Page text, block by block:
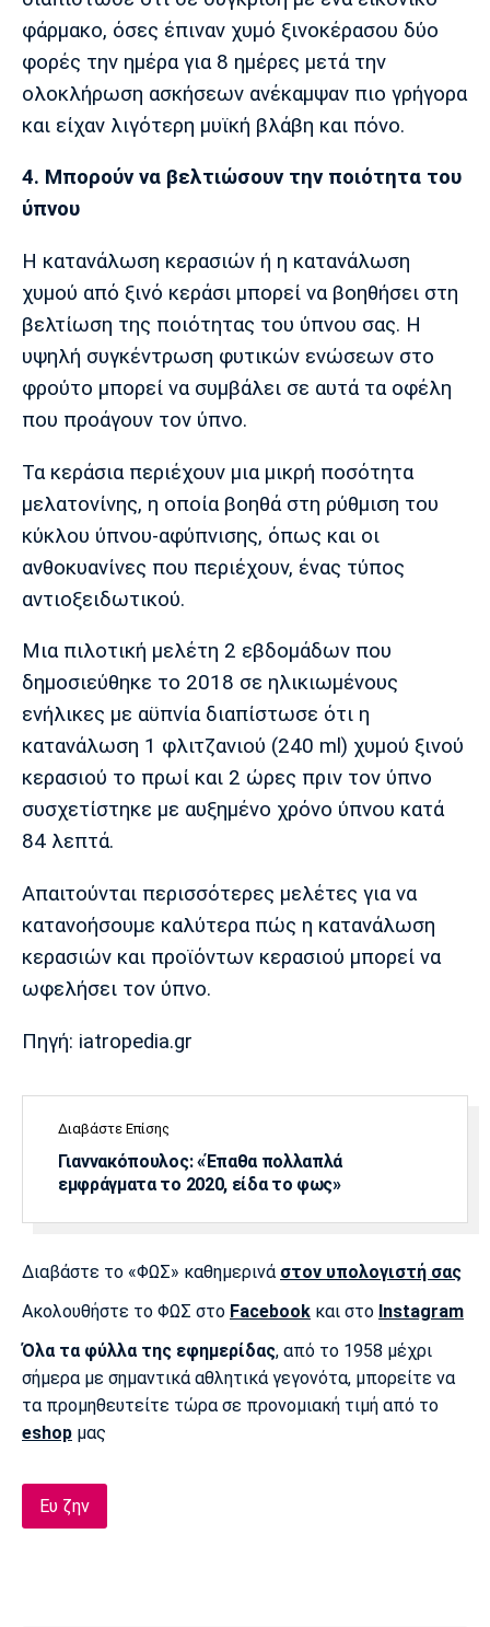
φάρμακο, όσες έπιναν χυμό ξινοκέρασου δύο
φορές την ημέρα για 8 ημέρες μετά την
ολοκλήρωση ασκήσεων ανέκαμψαν πιο γρήγορα
και είχαν λιγότερη μυϊκή βλάβη και πόνο.
4. Μπορούν να βελτιώσουν την ποιότητα του
ύπνου
Η κατανάλωση κερασιών ή η κατανάλωση
χυμού από ξινό κεράσι μπορεί να βοηθήσει στη
βελτίωση της ποιότητας του ύπνου σας. Η
υψηλή συγκέντρωση φυτικών ενώσεων στο
φρούτο μπορεί να συμβάλει σε αυτά τα οφέλη
που προάγουν τον ύπνο.
Τα κεράσια περιέχουν μια μικρή ποσότητα
μελατονίνης, η οποία βοηθά στη ρύθμιση του
κύκλου ύπνου-αφύπνισης, όπως και οι
ανθοκυανίνες που περιέχουν, ένας τύπος
αντιοξειδωτικού.
Μια πιλοτική μελέτη 2 εβδομάδων που
δημοσιεύθηκε το 2018 σε ηλικιωμένους
ενήλικες με αϋπνία διαπίστωσε ότι η
κατανάλωση 1 φλιτζανιού (240 ml) χυμού ξινού
κερασιού το πρωί και 2 ώρες πριν τον ύπνο
συσχετίστηκε με αυξημένο χρόνο ύπνου κατά
84 λεπτά.
Απαιτούνται περισσότερες μελέτες για να
κατανοήσουμε καλύτερα πώς η κατανάλωση
κερασιών και προϊόντων κερασιού μπορεί να
ωφελήσει τον ύπνο.
Πηγή: iatropedia.gr
Διαβάστε Επίσης
Γιαννακόπουλος: «Έπαθα πολλαπλά
εμφράγματα το 2020, είδα το φως»
Διαβάστε το «ΦΩΣ» καθημερινά στον υπολογιστή σας
Ακολουθήστε το ΦΩΣ στο Facebook και στο Instagram
Όλα τα φύλλα της εφημερίδας, από το 1958 μέχρι
σήμερα με σημαντικά αθλητικά γεγονότα, μπορείτε να
τα προμηθευτείτε τώρα σε προνομιακή τιμή από το
eshop μας
Ευ ζην